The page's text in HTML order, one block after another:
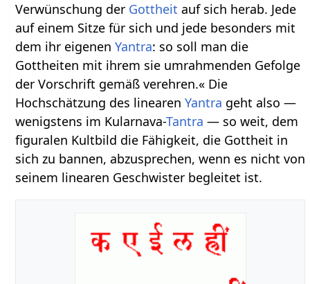
Verwünschung der Gottheit auf sich herab. Jede
auf einem Sitze für sich und jede besonders mit
dem ihr eigenenYantra: so soll man die
Gottheiten mit ihrem sie umrahmenden Gefolge
der Vorschrift gemäß verehren.« Die
Hochschätzung des linearenYantra geht also —
wenigstens im Kularnava-Tantra — so weit, dem
figuralen Kultbild die Fähigkeit, die Gottheit in
sich zu bannen, abzusprechen, wenn es nicht von
seinem linearen Geschwister begleitet ist.